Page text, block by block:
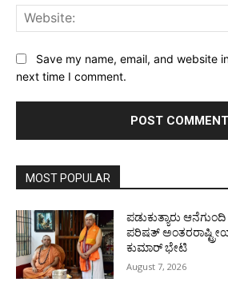
Save my name, email, and website
next time I comment.
MOST POPULAR
ಪಡುಕುತ್ಯಾರು
ಪರಿಷತ್
ಕುಮಾರ್ ಭೇಟಿ
August 7, 2026